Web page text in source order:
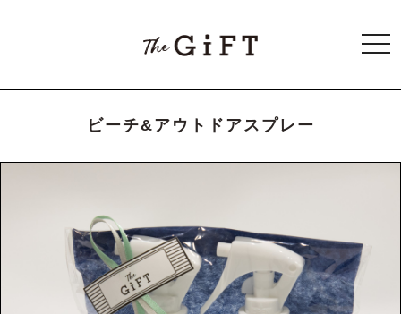
ビーチ&アウトドアスプレー